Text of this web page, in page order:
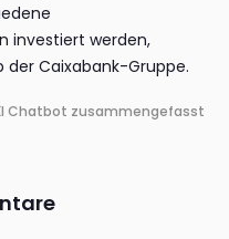
investiert werden,
der Caixabank-Gruppe.
Chatbot zusammengefasst